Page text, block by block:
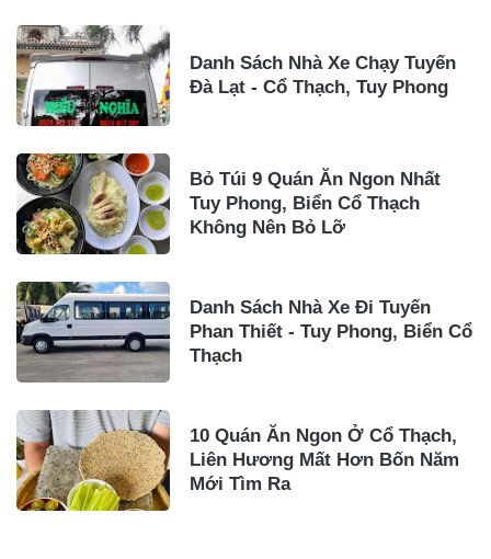
Danh Sách Nhà Xe Chạy Tuyến
Đà Lạt - Cổ Thạch, Tuy Phong
Bỏ Túi 9 Quán Ăn Ngon Nhất
Tuy Phong, Biển Cổ Thạch
Không Nên Bỏ Lỡ
Danh Sách Nhà Xe Đi Tuyến
Phan Thiết - Tuy Phong, Biển Cổ
Thạch
10 Quán Ăn Ngon Ở Cổ Thạch,
Liên Hương Mất Hơn Bốn Năm
Mới Tìm Ra